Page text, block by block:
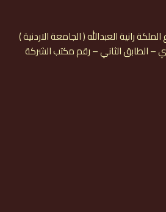
رانية العبدالله ( الجامعة الاردنية )
– الطابق الثاني – رقم مكتب الشركة